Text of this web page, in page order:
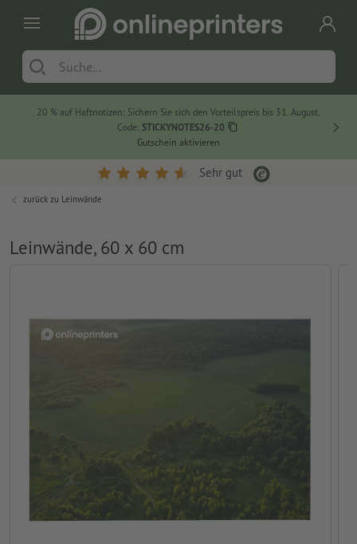
20 % auf Haftnotizen: Sichern Sie sich den Vorteilspreis bis 31. August.
Code: STICKYNOTES26-20
Gutschein aktivieren
Sehr gut
zurück zu Leinwände
Leinwände, 60 x 60 cm